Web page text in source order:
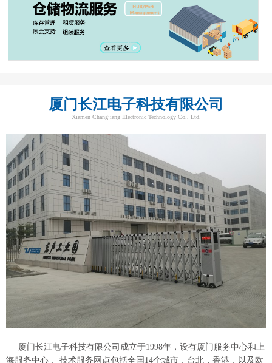
厦门长江电子科技有限公司
Xiamen Changjiang Electronic Technology Co., Ltd.
厦门长江电子科技有限公司成立于1998年，设有厦门服务中心和上
海服务中心， 技术服务网点包括全国14个城市，台北，香港，以及欧